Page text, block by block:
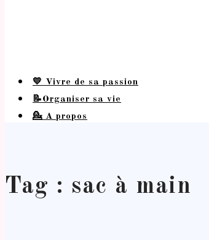
💛 Vivre de sa passion
📝Organiser sa vie
💁 A propos
Tag : sac à main